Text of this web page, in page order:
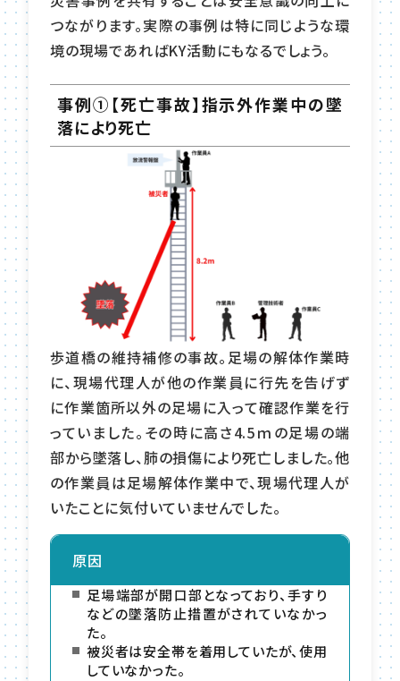
つながります。実際の事例は特に同じような環
境の現場であればKY活動にもなるでしょう。
事例①【死亡事故】指示外作業中の墜
落により死亡
歩道橋の維持補修の事故。足場の解体作業時
に、現場代理人が他の作業員に行先を告げず
に作業箇所以外の足場に入って確認作業を行
っていました。その時に高さ4.5ｍの足場の端
部から墜落し、肺の損傷により死亡しました。他
の作業員は足場解体作業中で、現場代理人が
いたことに気付いていませんでした。
原因
足場端部が開口部となっており、手すり
などの墜落防止措置がされていなかっ
た。
被災者は安全帯を着用していたが、使用
していなかった。